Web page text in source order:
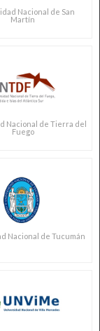
Nacional de San
Martín
Nacional de Tierra del
Fuego
Nacional de Tucumán